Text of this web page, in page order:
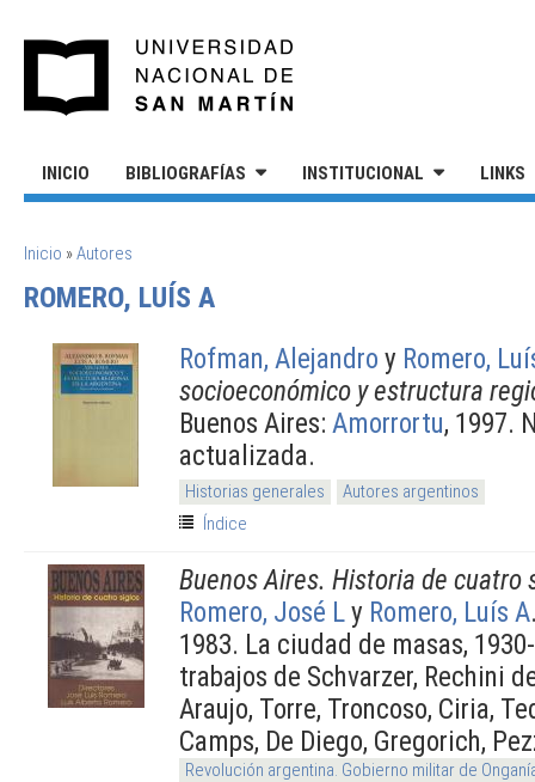
INICIO BIBLIOGRAFÍAS INSTITUCIONAL LINKS
SE ENCUENTRA USTED AQUÍ
Inicio »Autores
ROMERO, LUÍS A
Rofman, Alejandro y Romero,
socioeconómico y estructura
Buenos Aires: Amorrortu, 1997.
actualizada.
Historias generales
Autores argentinos
Índice
Buenos Aires. Historia de cuatro
Romero, José Ly Romero, Luís A
1983. La ciudad de masas,
trabajos de Schvarzer, Rechini
Araujo, Torre, Troncoso, Ciria,
Camps, De Diego, Gregorich,
Revolución argentina. Gobierno militar de